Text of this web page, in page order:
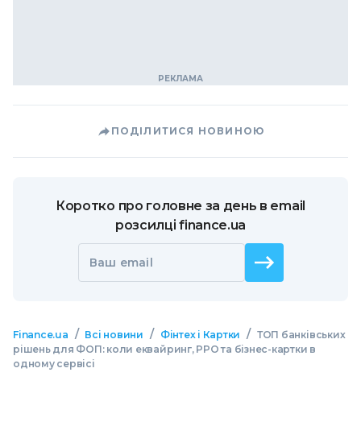
ПОДІЛИТИСЯ НОВИНОЮ
Коротко про головне за день в email
розсилці finance.ua
Ваш email
Finance.ua / Всі новини / Фінтех і Картки / ТОП банківських
рішень для ФОП: коли еквайринг, РРО та бізнес-картки в
одному сервісі